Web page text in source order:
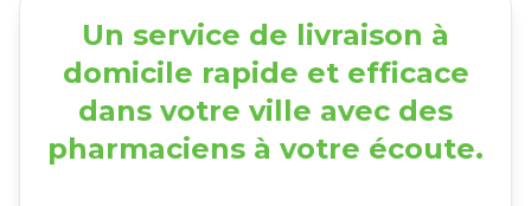
Un service de livraison à
domicile rapide et efficace
dans votre ville avec des
pharmaciens à votre écoute.